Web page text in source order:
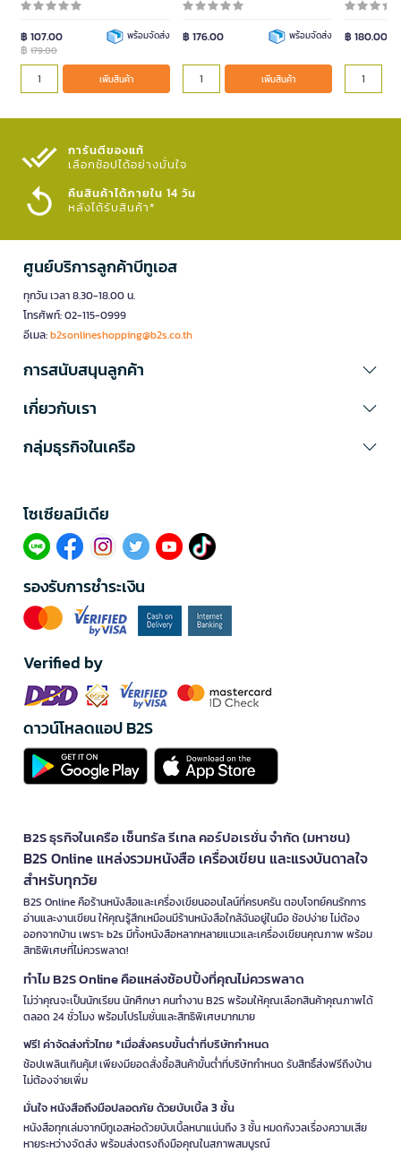
฿ 107.00
฿ 179.00
พร้อมจัดส่ง
เพิ่มสินค้า
฿ 176.00 พร้อมจัดส่ง
เพิ่มสินค้า
฿ 180.00
การันตีของแท้
เลือกช้อปได้อย่างมั่นใจ​
คืนสินค้าได้ภายใน 14 วัน
หลังได้รับสินค้า*
ศูนย์บริการลูกค้าบีทูเอส
ทุกวัน เวลา 8.30-18.00 น.
โทรศัพท์: 02-115-0999
อีเมล:b2sonlineshopping@b2s.co.th
การสนับสนุนลูกค้า
เกี่ยวกับเรา
กลุ่มธุรกิจในเครือ
โซเซียลมีเดีย​
รองรับการชำระเงิน
Verified by
ดาวน์โหลดแอป B2S
B2S ธุรกิจในเครือ เซ็นทรัล รีเทล คอร์ปอเรชั่น จำกัด (มหาชน)
B2S Online แหล่งรวมหนังสือ เครื่องเขียน และแรงบันดาลใจ
สำหรับทุกวัย
B2S Online คือร้านหนังสือและเครื่องเขียนออนไลน์ที่ครบครัน ตอบโจทย์คนรักการ
อ่านและงานเขียน ให้คุณรู้สึกเหมือนมีร้านหนังสือใกล้ฉันอยู่ในมือ ช้อปง่าย ไม่ต้อง
ออกจากบ้าน เพราะ b2s มีทั้งหนังสือหลากหลายแนวและเครื่องเขียนคุณภาพ พร้อม
สิทธิพิเศษที่ไม่ควรพลาด!
ทำไม B2S Online คือแหล่งช้อปปิ้งที่คุณไม่ควรพลาด
ไม่ว่าคุณจะเป็นนักเรียน นักศึกษา คนทำงาน B2S พร้อมให้คุณเลือกสินค้าคุณภาพได้
ตลอด 24 ชั่วโมง พร้อมโปรโมชั่นและสิทธิพิเศษมากมาย
ฟรี! ค่าจัดส่งทั่วไทย *เมื่อสั่งครบขั้นต่ำที่บริษัทกำหนด
ช้อปเพลินเกินคุ้ม! เพียงมียอดสั่งซื้อสินค้าขั้นต่ำที่บริษัทกำหนด รับสิทธิ์ส่งฟรีถึงบ้าน
ไม่ต้องจ่ายเพิ่ม
มั่นใจ หนังสือถึงมือปลอดภัย ด้วยบับเบิ้ล 3 ชั้น
หนังสือทุกเล่มจากบีทูเอสห่อด้วยบับเบิ้ลหนาแน่นถึง 3 ชั้น หมดกังวลเรื่องความเสีย
หายระหว่างจัดส่ง พร้อมส่งตรงถึงมือคุณในสภาพสมบูรณ์